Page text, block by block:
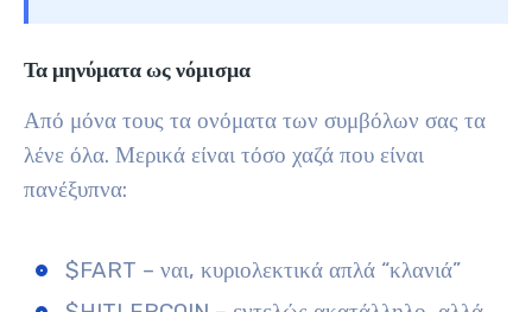
Τα μηνύματα ως νόμισμα
Από μόνα τους τα ονόματα των συμβόλων σας τα
λένε όλα. Μερικά είναι τόσο χαζά που είναι
πανέξυπνα:
$FART – ναι, κυριολεκτικά απλά “κλανιά”